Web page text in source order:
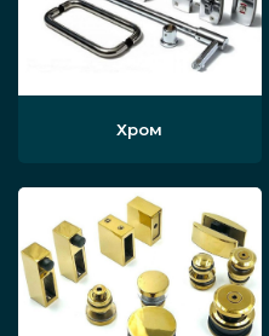
Хром